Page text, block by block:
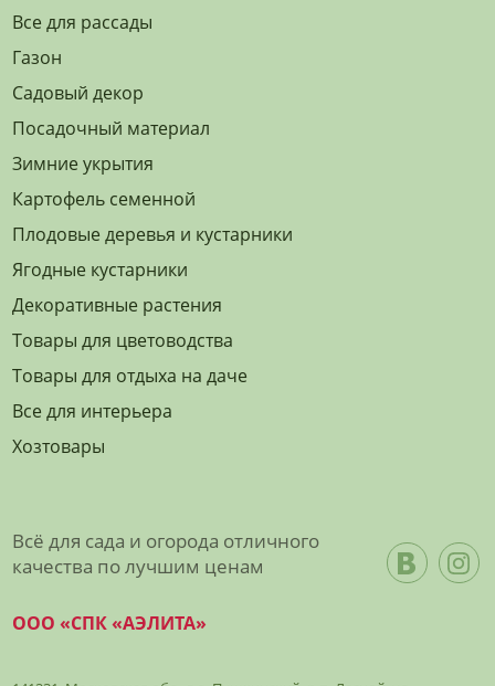
Все для рассады
Газон
Садовый декор
Посадочный материал
Зимние укрытия
Картофель семенной
Плодовые деревья и кустарники
Ягодные кустарники
Декоративные растения
Товары для цветоводства
Товары для отдыха на даче
Все для интерьера
Хозтовары
Всё для сада и огорода отличного
качества по лучшим ценам
ООО «СПК «АЭЛИТА»